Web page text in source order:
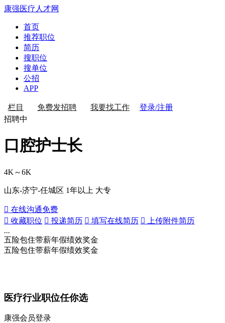
康强医疗人才网
首页
推荐职位
简历
搜职位
搜单位
公招
APP
栏目 免费发招聘 我要找工作
登录/注册
招聘中
口腔护士长
4K～6K
山东-济宁-任城区 1年以上 大专
 在线沟通免费
 收藏职位  投递简历  填写在线简历  上传附件简历
...
五险包住带薪年假绩效奖金
五险包住带薪年假绩效奖金
医疗行业职位任你选
康强会员登录